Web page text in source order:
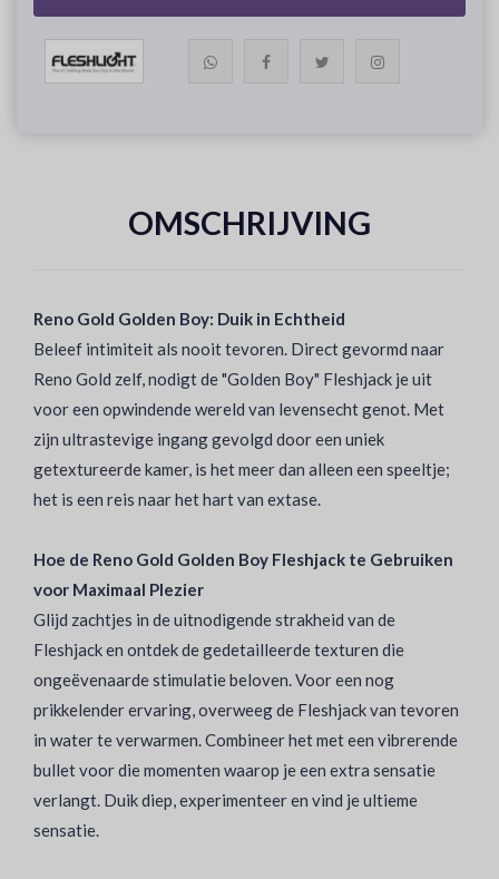
OMSCHRIJVING
Reno Gold Golden Boy: Duik in Echtheid
Beleef intimiteit als nooit tevoren. Direct gevormd naar
Reno Gold zelf, nodigt de "Golden Boy" Fleshjack je uit
voor een opwindende wereld van levensecht genot. Met
zijn ultrastevige ingang gevolgd door een uniek
getextureerde kamer, is het meer dan alleen een speeltje;
het is een reis naar het hart van extase.
Hoe de Reno Gold Golden Boy Fleshjack te Gebruiken
voor Maximaal Plezier
Glijd zachtjes in de uitnodigende strakheid van de
Fleshjack en ontdek de gedetailleerde texturen die
ongeëvenaarde stimulatie beloven. Voor een nog
prikkelender ervaring, overweeg de Fleshjack van tevoren
in water te verwarmen. Combineer het met een vibrerende
bullet voor die momenten waarop je een extra sensatie
verlangt. Duik diep, experimenteer en vind je ultieme
sensatie.